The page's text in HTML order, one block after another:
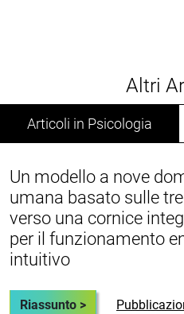
Altri
Articoli in Psicologia
Un modello a nove
umana basato sulle
verso una cornice
per il funzionamento
intuitivo
Riassunto >